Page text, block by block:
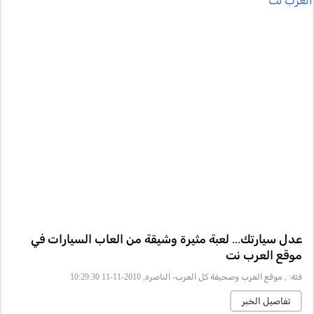
عدل سيارتك... لعبة مثيرة وشيقة من العاب السيارات في
موقع العرب نت
فئة: , موقع العرب وصحيفة كل العرب- الناصرة, 2010-11-11 10:29:30
تفاصيل الخبر